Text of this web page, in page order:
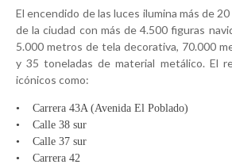
El encendido de las luces ilumina más de
de la ciudad con más de 4.500 figuras
5.000 metros de tela decorativa, 70.000
y 35 toneladas de material metálico. El
icónicos como:
• Carrera 43A (Avenida El Poblado)
• Calle 38 sur
• Calle 37 sur
• Carrera 42